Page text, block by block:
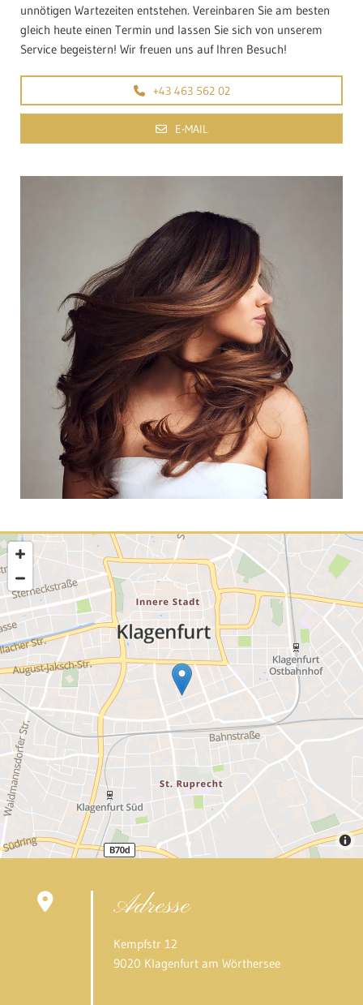
unnötigen Wartezeiten entstehen. Vereinbaren Sie am besten
gleich heute einen Termin und lassen Sie sich von unserem
Service begeistern! Wir freuen uns auf Ihren Besuch!
+43 463 562 02
E-MAIL
 Adresse
Kempfstr 12
9020 Klagenfurt am Wörthersee